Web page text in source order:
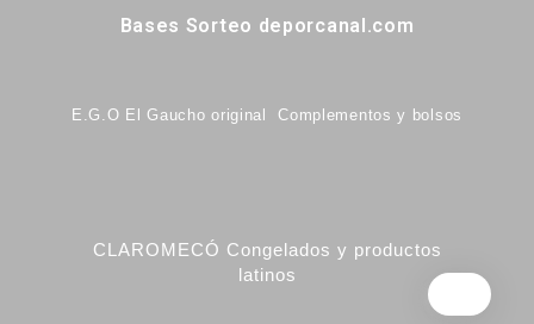
Bases Sorteo deporcanal.com
E.G.O El Gaucho original Complementos y bolsos
CLAROMECÓ Congelados y productos
latinos